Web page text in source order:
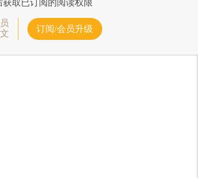
取已订阅的阅读权限
订阅/会员升级